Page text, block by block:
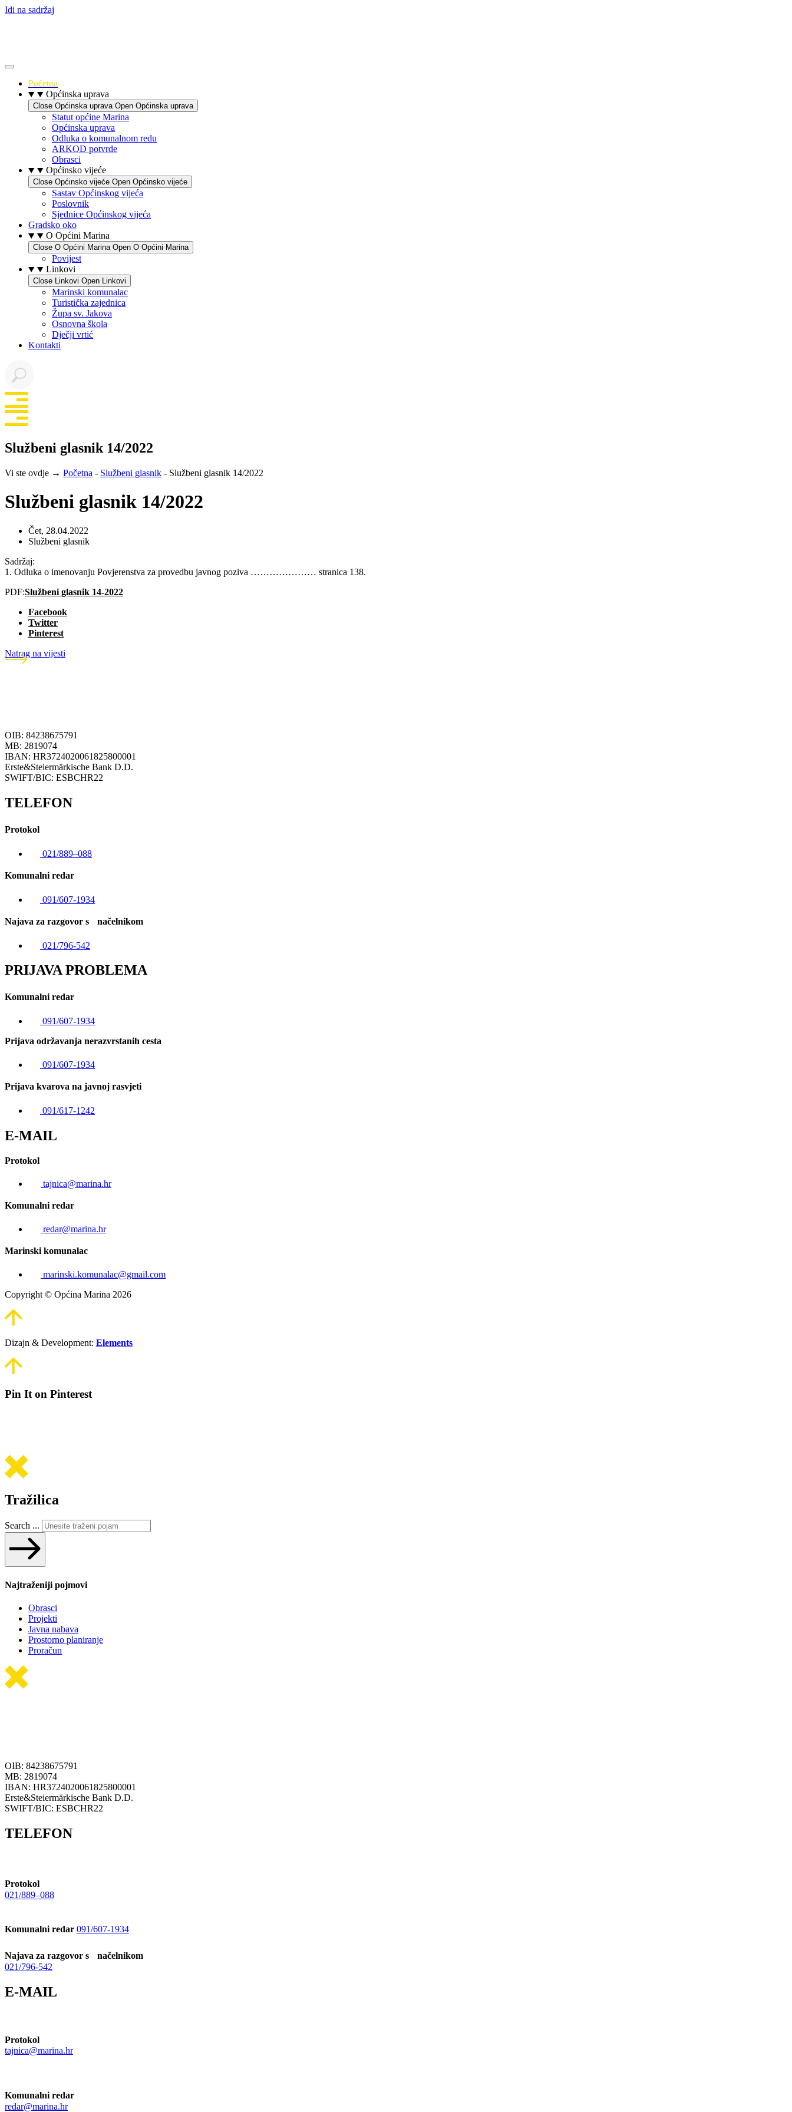
Idi na sadržaj
Početna
Općinska uprava
Close Općinska uprava Open Općinska uprava
Statut općine Marina
Općinska uprava
Odluka o komunalnom redu
ARKOD potvrde
Obrasci
Općinsko vijeće
Close Općinsko vijeće Open Općinsko vijeće
Sastav Općinskog vijeća
Poslovnik
Sjednice Općinskog vijeća
Gradsko oko
O Općini Marina
Close O Općini Marina Open O Općini Marina
Povijest
Linkovi
Close Linkovi Open Linkovi
Marinski komunalac
Turistička zajednica
Župa sv. Jakova
Osnovna škola
Dječji vrtić
Kontakti
Službeni glasnik 14/2022
Vi ste ovdje → Početna - Službeni glasnik - Službeni glasnik 14/2022
Službeni glasnik 14/2022
Čet, 28.04.2022
Službeni glasnik
Sadržaj:
1. Odluka o imenovanju Povjerenstva za provedbu javnog poziva ………………… stranica 138.
PDF:Službeni glasnik 14-2022
Facebook
Twitter
Pinterest
Natrag na vijesti
OIB: 84238675791
MB: 2819074
IBAN: HR3724020061825800001
Erste&Steiermärkische Bank D.D.
SWIFT/BIC: ESBCHR22
TELEFON
Protokol
021/889–088
Komunalni redar
091/607-1934
Najava za razgovor s načelnikom
021/796-542
PRIJAVA PROBLEMA
Komunalni redar
091/607-1934
Prijava održavanja nerazvrstanih cesta
091/607-1934
Prijava kvarova na javnoj rasvjeti
091/617-1242
E-MAIL
Protokol
tajnica@marina.hr
Komunalni redar
redar@marina.hr
Marinski komunalac
marinski.komunalac@gmail.com
Copyright © Općina Marina 2026
Dizajn & Development: Elements
Pin It on Pinterest
Tražilica
Search ...
Najtraženiji pojmovi
Obrasci
Projekti
Javna nabava
Prostorno planiranje
Proračun
OIB: 84238675791
MB: 2819074
IBAN: HR3724020061825800001
Erste&Steiermärkische Bank D.D.
SWIFT/BIC: ESBCHR22
TELEFON
Protokol
021/889–088
Komunalni redar 091/607-1934
Najava za razgovor s načelnikom
021/796-542
E-MAIL
Protokol
tajnica@marina.hr
Komunalni redar
redar@marina.hr